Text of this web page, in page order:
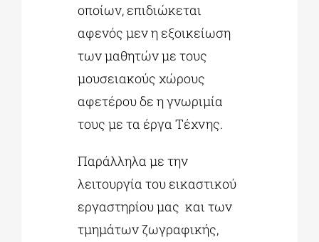
οποίων, επιδιώκεται
αφενός μεν η εξοικείωση
των μαθητών με τους
μουσειακούς χώρους
αφετέρου δε η γνωριμία
τους με τα έργα Τέχνης.
Παράλληλα με την
λειτουργία του εικαστικού
εργαστηρίου μας και των
τμημάτων ζωγραφικής,